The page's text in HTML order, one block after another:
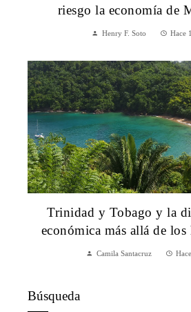
riesgo la economía de
Henry F. Soto Hace
Trinidad y Tobago y la
económica más allá de
Camila Santacruz
Búsqueda